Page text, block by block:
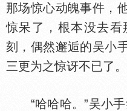
那场惊心动魄事件，
惊呆了，根本没去
刻，偶然邂逅的吴小
三更为之惊讶不已了。
“哈哈哈。”吴小手